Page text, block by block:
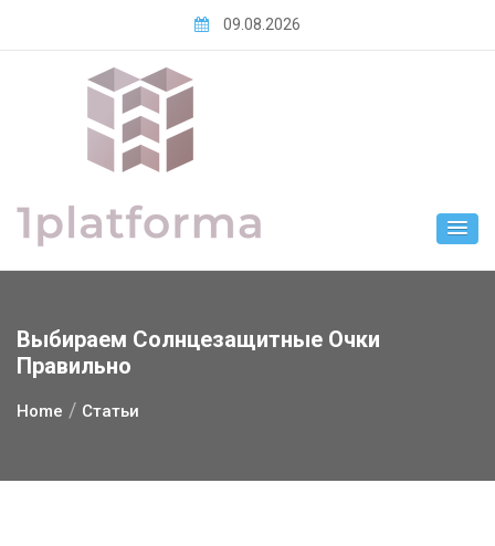
09.08.2026
Выбираем Солнцезащитные Очки
Правильно
Home Статьи